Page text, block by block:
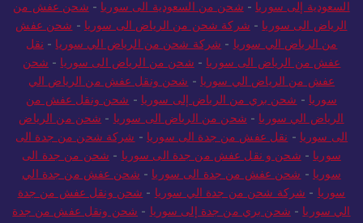
السعودية إلى سوريا-شحن من السعودية الى سوريا-شحن عفش من
الرياض الى سوريا-شركة شحن من الرياض الى سوريا -شحن عفش
من الرياض الي سوريا-شركة شحن من الرياض الي سوريا-نقل
عفش من الرياض الى سوريا-شحن من الرياض الى سوريا- شحن
عفش من الرياض الي سوريا -شحن ونقل عفش من الرياض الي
سوريا-شحن بري من الرياض إلى سوريا-شحن ونقل عفش من
الرياض الي سوريا-شحن من الرياض الى سوريا-شحن من الرياض
الى سوريا-نقل عفش من جدة الى سوريا -شركة شحن من جدة الى
سوريا-شحن و نقل عفش من جدة الى سوريا- شحن من جدة الى
سوريا-شحن عفش من جدة الى سوريا-شحن عفش من جدة الي
سوريا-شركة شحن من جدة الي سوريا-شحن ونقل عفش من جدة
الي سوريا-شحن بري من جدة إلى سوريا- شحن ونقل عفش من جدة